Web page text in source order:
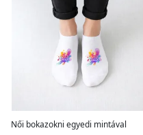
Női bokazokni egyedi mintával